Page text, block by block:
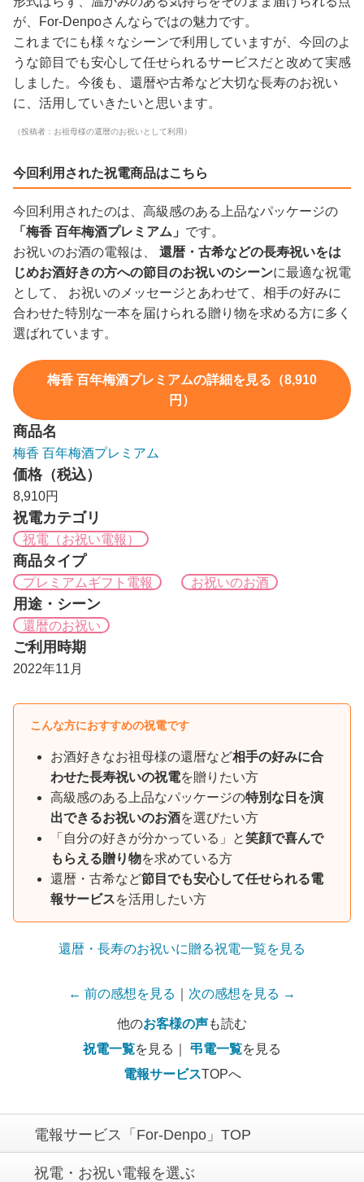
が、For-Denpoさんならではの魅力です。
これまでにも様々なシーンで利用していますが、今回のよ
うな節目でも安心して任せられるサービスだと改めて実感
しました。今後も、還暦や古希など大切な長寿のお祝い
に、活用していきたいと思います。
（投稿者：お祖母様の還暦のお祝いとして利用）
今回利用された祝電商品はこちら
今回利用されたのは、高級感のある上品なパッケージの
「梅香 百年梅酒プレミアム」 です。
お祝いのお酒の電報は、 還暦・古希などの長寿祝いをは
じめお酒好きの方への節目のお祝いのシーンに最適な祝電
として、 お祝いのメッセージとあわせて、相手の好みに
合わせた特別な一本を届けられる贈り物を求める方に多く
選ばれています。
梅香 百年梅酒プレミアムの詳細を見る（8,910
円）
商品名
梅香 百年梅酒プレミアム
価格（税込）
8,910円
祝電カテゴリ
祝電（お祝い電報）
商品タイプ
プレミアムギフト電報 お祝いのお酒
用途・シーン
還暦のお祝い
ご利用時期
2022年11月
こんな方におすすめの祝電です
お酒好きなお祖母様の還暦など相手の好みに合
わせた長寿祝いの祝電を贈りたい方
高級感のある上品なパッケージの特別な日を演
出できるお祝いのお酒を選びたい方
「自分の好きが分かっている」と笑顔で喜んで
もらえる贈り物を求めている方
還暦・古希など節目でも安心して任せられる電
報サービスを活用したい方
還暦・長寿のお祝いに贈る祝電一覧を見る
← 前の感想を見る 次の感想を見る →
他のお客様の声も読む
祝電一覧を見る｜ 弔電一覧を見る
電報サービスTOPへ
電報サービス「For-Denpo」TOP
祝電・お祝い電報を選ぶ